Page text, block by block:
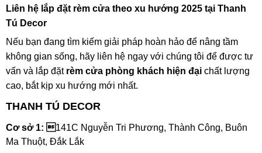
Liên hệ lắp đặt rèm cửa theo xu hướng 2025 tại Thanh
Tú Decor
Nếu bạn đang tìm kiếm giải pháp hoàn hảo để nâng tầm
không gian sống, hãy liên hệ ngay với chúng tôi để được tư
vấn và lắp đặt rèm cửa phòng khách hiện đại chất lượng
cao, bắt kịp xu hướng mới nhất.
THANH TÚ DECOR
Cơ sở 1: 141C Nguyễn Tri Phương, Thành Công, Buôn
Ma Thuột, Đắk Lắk